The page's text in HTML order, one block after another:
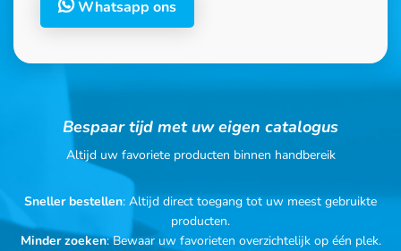
Whatsapp ons
Bespaar tijd met uw eigen catalogus
Altijd uw favoriete producten binnen handbereik
Sneller bestellen: Altijd direct toegang tot uw meest gebruikte
producten.
Minder zoeken: Bewaar uw favorieten overzichtelijk op één plek.